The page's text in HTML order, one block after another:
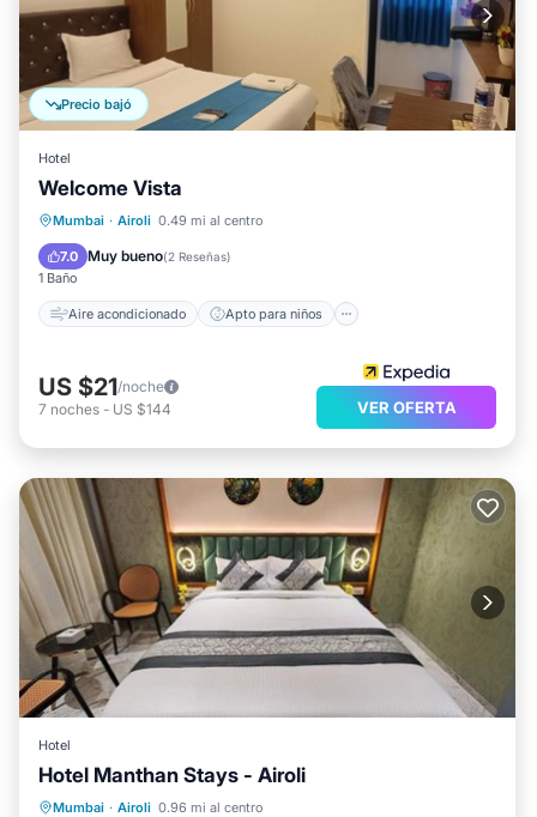
Precio bajó
Hotel
Welcome Vista
Mumbai · Airoli 0.49 mi al centro
7.0 Muy bueno(2 Reseñas)
1 Baño
Aire acondicionado Apto para niños
Aire acondicionado
TV
Artículos de aseo
US $21/noche
7 noches - US $144 VER OFERTA
Hotel
Hotel Manthan Stays - Airoli
Mumbai · Airoli 0.96 mi al centro
Aparcamiento
Internet